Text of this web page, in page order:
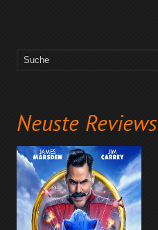
Neuste Reviews